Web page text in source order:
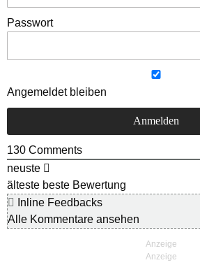
Passwort
Angemeldet bleiben
130 Comments
neuste
älteste beste Bewertung
Inline Feedbacks
Alle Kommentare ansehen